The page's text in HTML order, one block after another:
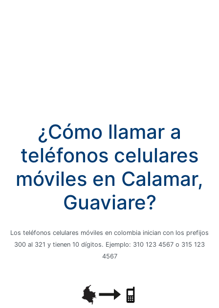
¿Cómo llamar a
teléfonos celulares
móviles en Calamar,
Guaviare?
Los teléfonos celulares móviles en colombia inician con los prefijos
300 al 321 y tienen 10 dígitos. Ejemplo: 310 123 4567 o 315 123
4567